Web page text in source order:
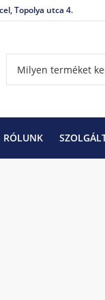
Topolya utca 4.
RÓLUNK
tartozékok